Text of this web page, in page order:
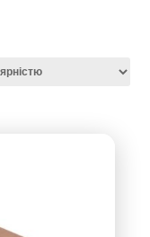
popularity